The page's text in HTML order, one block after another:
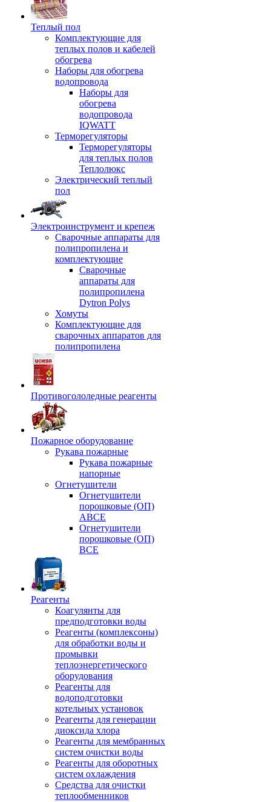
Теплый пол
Комплектующие для
теплых полов и кабелей
обогрева
Наборы для обогрева
водопровода
Наборы для
обогрева
водопровода
IQWATT
Терморегуляторы
Терморегуляторы
для теплых полов
Теплолюкс
Электрический теплый
пол
Электроинструмент и крепеж
Сварочные аппараты для
полипропилена и
комплектующие
Сварочные
аппараты для
полипропилена
Dytron Polys
Хомуты
Комплектующие для
сварочных аппаратов для
полипропилена
Противогололедные реагенты
Пожарное оборудование
Рукава пожарные
Рукава пожарные
напорные
Огнетушители
Огнетушители
порошковые (ОП)
АВСЕ
Огнетушители
порошковые (ОП)
ВСЕ
Реагенты
Коагулянты для
предподготовки воды
Реагенты (комплексоны)
для обработки воды и
промывки
теплоэнергетического
оборудования
Реагенты для
водоподготовки
котельных установок
Реагенты для генерации
диоксида хлора
Реагенты для мембранных
систем очистки воды
Реагенты для оборотных
систем охлаждения
Средства для очистки
теплообменников